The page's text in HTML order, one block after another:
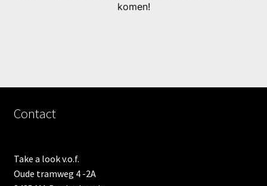
komen!
Contact
Take a look v.o.f.
Oude tramweg 4 -2A